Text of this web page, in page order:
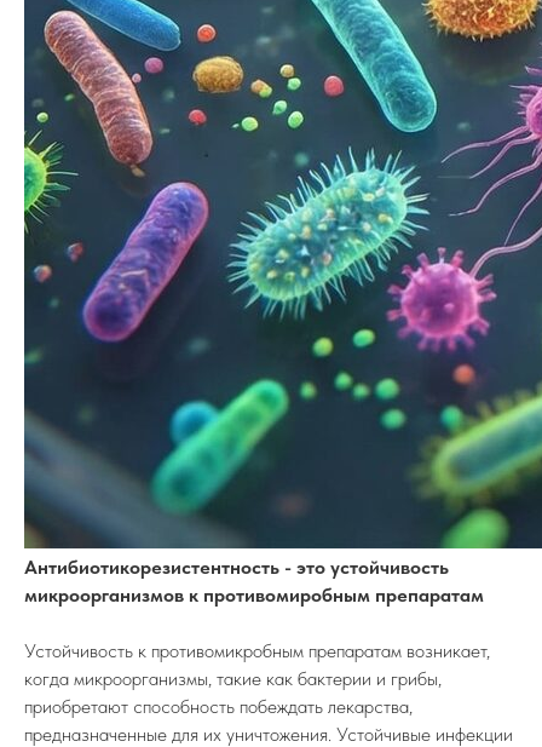
Антибиотикорезистентность - это устойчивость
микроорганизмов к противомиробным препаратам
Устойчивость к противомикробным препаратам возникает,
когда микроорганизмы, такие как бактерии и грибы,
приобретают способность побеждать лекарства,
предназначенные для их уничтожения. Устойчивые инфекции